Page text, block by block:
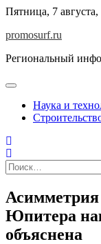
Skip
content
Пятница, 7 августа,
promosurf.ru
Региональный
Наука и
Найти:
Асимметрия
Юпитера
объяснена